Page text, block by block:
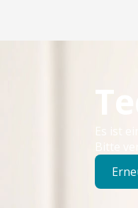
Es ist
Bitte